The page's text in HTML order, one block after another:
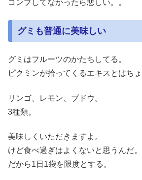
コンプしてなかったら悲しい。。
グミも普通に美味しい
グミはフルーツのかたちしてる。
ピクミンが拾ってくるエキスとはち
リンゴ、レモン、ブドウ。
3種類。
美味しくいただきますよ。
けど食べ過ぎはよくないと思うんだ。
だから1日1袋を限度とする。